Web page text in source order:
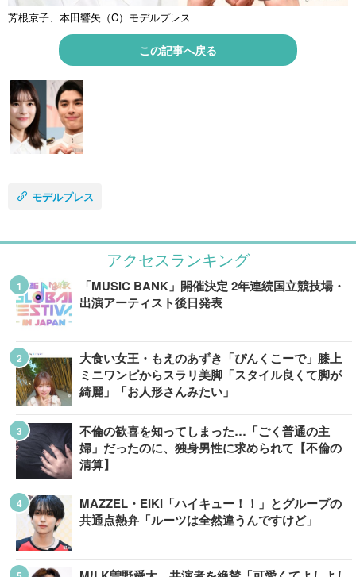
芳根京子、本田響矢（C）モデルプレス
この記事へ戻る
モデルプレス
アクセスランキング
「MUSIC BANK」開催決定 2年連続国立競技場・
出演アーティスト後日発表
大食い女王・もえのあずき「ぴんくこーで」膝上
ミニワンピからスラリ美脚「スタイル良くて脚が
綺麗」「お人形さんみたい」
不倫の歓喜を知ってしまった…「ごく普通の主
婦」だったのに、独身男性に求められて【不倫の
清算】
MAZZEL・EIKI「ハイキュー！！」とグループの
共通点熱弁「ルーツは全然違うんですけど」